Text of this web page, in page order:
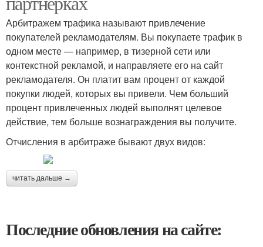
Арбитражем трафика называют привлечение
покупателей рекламодателям. Вы покупаете трафик в
одном месте — например, в тизерной сети или
контекстной рекламой, и направляете его на сайт
рекламодателя. Он платит вам процент от каждой
покупки людей, которых вы привели. Чем больший
процент привлеченных людей выполнят целевое
действие, тем больше вознаграждения вы получите.
Отчисления в арбитраже бывают двух видов:
читать дальше →
Последние обновления на сайте: